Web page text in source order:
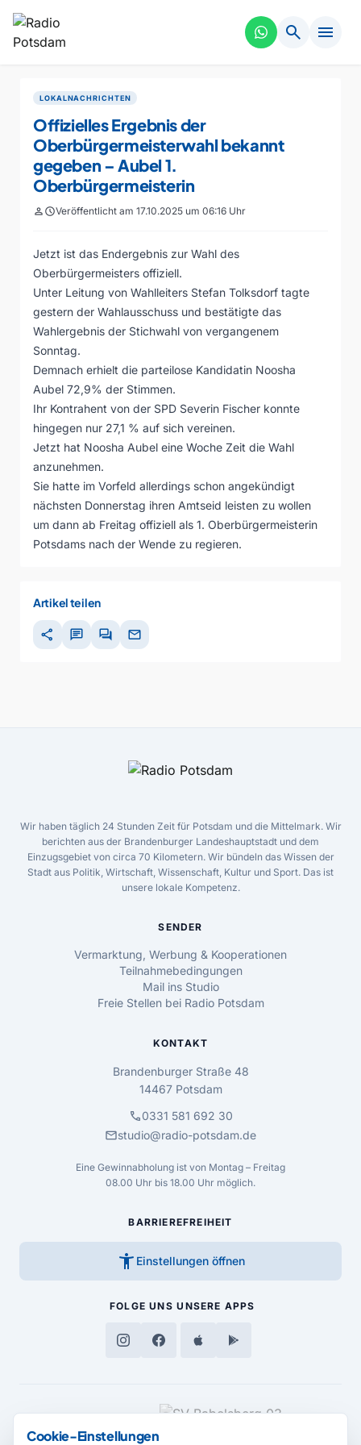
search menu
LOKALNACHRICHTEN
Offizielles Ergebnis der
Oberbürgermeisterwahl bekannt
gegeben – Aubel 1.
Oberbürgermeisterin
personscheduleVeröffentlicht am 17.10.2025 um 06:16 Uhr
Jetzt ist das Endergebnis zur Wahl des
Oberbürgermeisters offiziell.
Unter Leitung von Wahlleiters Stefan Tolksdorf tagte
gestern der Wahlausschuss und bestätigte das
Wahlergebnis der Stichwahl von vergangenem
Sonntag.
Demnach erhielt die parteilose Kandidatin Noosha
Aubel 72,9% der Stimmen.
Ihr Kontrahent von der SPD Severin Fischer konnte
hingegen nur 27,1 % auf sich vereinen.
Jetzt hat Noosha Aubel eine Woche Zeit die Wahl
anzunehmen.
Sie hatte im Vorfeld allerdings schon angekündigt
nächsten Donnerstag ihren Amtseid leisten zu wollen
um dann ab Freitag offiziell als 1. Oberbürgermeisterin
Potsdams nach der Wende zu regieren.
Artikel teilen
share chat forum mail
Wir haben täglich 24 Stunden Zeit für Potsdam und die Mittelmark. Wir
berichten aus der Brandenburger Landeshauptstadt und dem
Einzugsgebiet von circa 70 Kilometern. Wir bündeln das Wissen der
Stadt aus Politik, Wirtschaft, Wissenschaft, Kultur und Sport. Das ist
unsere lokale Kompetenz.
SENDER
Vermarktung, Werbung & Kooperationen
Teilnahmebedingungen
Mail ins Studio
Freie Stellen bei Radio Potsdam
KONTAKT
Brandenburger Straße 48
14467 Potsdam
call0331 581 692 30
mailstudio@radio-potsdam.de
Eine Gewinnabholung ist von Montag – Freitag
08.00 Uhr bis 18.00 Uhr möglich.
BARRIEREFREIHEIT
accessibility_new Einstellungen öffnen
FOLGE UNS UNSERE APPS
MEDIENPARTNER
Cookie-Einstellungen